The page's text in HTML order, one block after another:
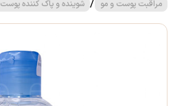
مراقبت پوست و مو / شوینده و پاک کننده پوست